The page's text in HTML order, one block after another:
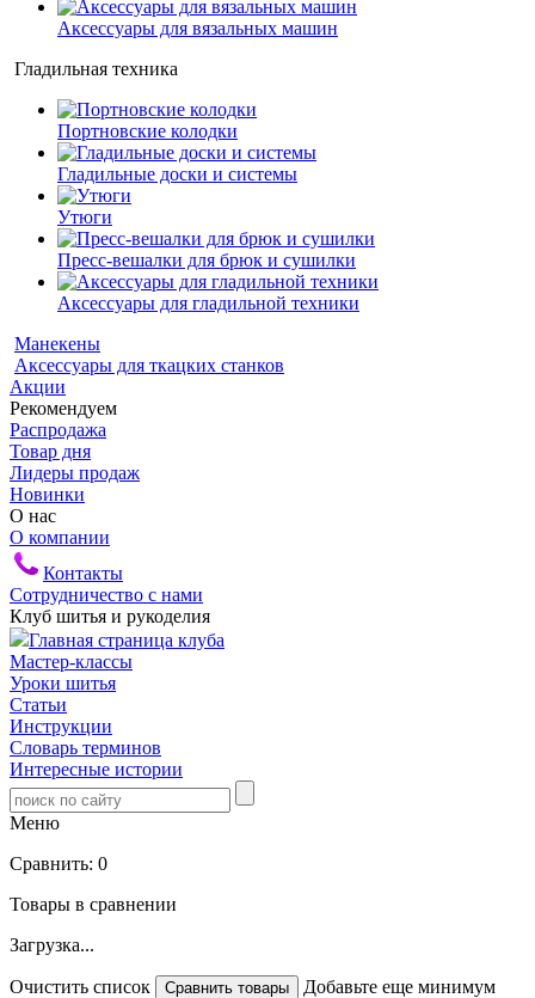
Аксессуары для вязальных машин
Гладильная техника
Портновские колодки
Гладильные доски и системы
Утюги
Пресс-вешалки для брюк и сушилки
Аксессуары для гладильной техники
Манекены
Аксессуары для ткацких станков
Акции
Рекомендуем
Распродажа
Товар дня
Лидеры продаж
Новинки
О нас
О компании
Контакты
Сотрудничество с нами
Клуб шитья и рукоделия
Главная страница клуба
Мастер-классы
Уроки шитья
Статьи
Инструкции
Словарь терминов
Интересные истории
Меню
Сравнить: 0
Товары в сравнении
Загрузка...
Очистить список
Добавьте еще минимум